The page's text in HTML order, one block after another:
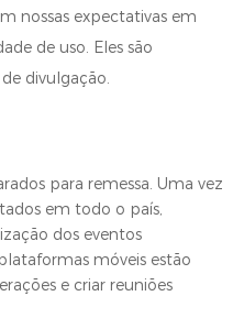
nossas expectativas em
de uso. Eles são
divulgação.
para remessa. Uma vez
em todo o país,
dos eventos
móveis estão
e criar reuniões